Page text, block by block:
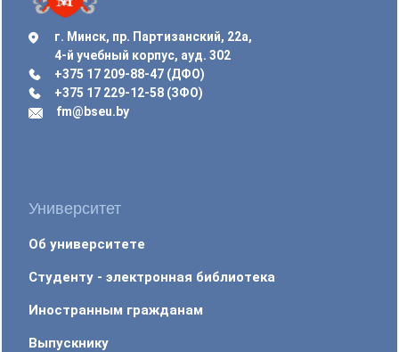
г. Минск, пр. Партизанский, 22а,
4-й учебный корпус, ауд. 302
+375 17 209-88-47 (ДФО)
+375 17 229-12-58 (ЗФО)
fm@bseu.by
Университет
Об университете
Студенту - электронная библиотека
Иностранным гражданам
Выпускнику